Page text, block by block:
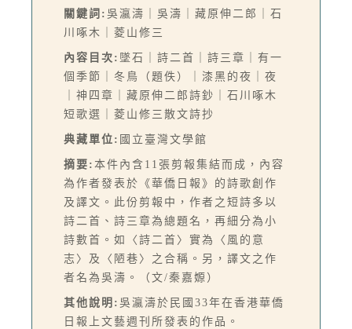
關鍵詞: 吳瀛濤｜吳濤｜藏原伸二郎｜石
川啄木｜菱山修三
內容目次: 墜石｜詩二首｜詩三章｜有一
個季節｜冬鳥（題佚）｜漆黑的夜｜夜
｜神四章｜藏原伸二郎詩鈔｜石川啄木
短歌選｜菱山修三散文詩抄
典藏單位: 國立臺灣文學館
摘要: 本件內含11張剪報集結而成，內容
為作者發表於《華僑日報》的詩歌創作
及譯文。此份剪報中，作者之短詩多以
詩二首、詩三章為總題名，再細分為小
詩數首。如〈詩二首〉實為〈風的意
志〉及〈陋巷〉之合稱。另，譯文之作
者名為吳濤。（文/秦嘉嫄）
其他說明: 吳瀛濤於民國33年在香港華僑
日報上文藝週刊所發表的作品。